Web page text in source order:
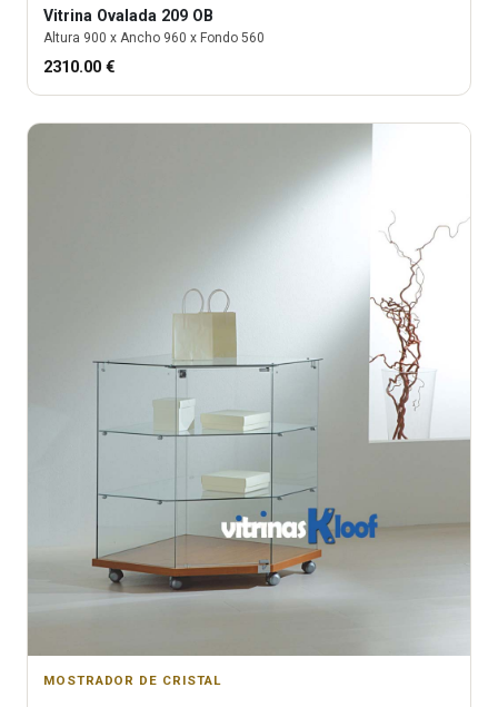
Vitrina Ovalada 209 OB
Altura 900 x Ancho 960 x Fondo 560
2310.00 €
MOSTRADOR DE CRISTAL